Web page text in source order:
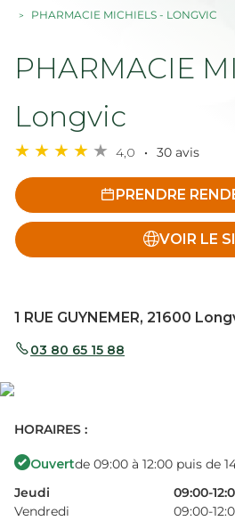
PHARMACIE MICHIELS - LONGVIC
PHARMACIE
Longvic
4,0 30 avis
PRENDRE
VOIR LE
1 RUE GUYNEMER, 21600
03 80 65 15 88
HORAIRES :
Ouvertde 09:00 à 12:00 puis de
Jeudi
09:00-
Vendredi
09:00-